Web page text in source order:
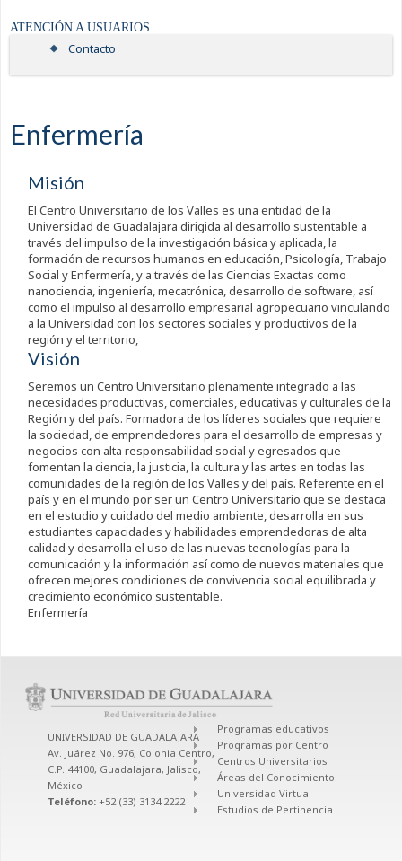
ATENCIÓN A USUARIOS
Contacto
Enfermería
Misión
El Centro Universitario de los Valles es una entidad de la
Universidad de Guadalajara dirigida al desarrollo sustentable a
través del impulso de la investigación básica y aplicada, la
formación de recursos humanos en educación, Psicología, Trabajo
Social y Enfermería, y a través de las Ciencias Exactas como
nanociencia, ingeniería, mecatrónica, desarrollo de software, así
como el impulso al desarrollo empresarial agropecuario vinculando
a la Universidad con los sectores sociales y productivos de la
región y el territorio,
Visión
Seremos un Centro Universitario plenamente integrado a las
necesidades productivas, comerciales, educativas y culturales de la
Región y del país. Formadora de los líderes sociales que requiere
la sociedad, de emprendedores para el desarrollo de empresas y
negocios con alta responsabilidad social y egresados que
fomentan la ciencia, la justicia, la cultura y las artes en todas las
comunidades de la región de los Valles y del país. Referente en el
país y en el mundo por ser un Centro Universitario que se destaca
en el estudio y cuidado del medio ambiente, desarrolla en sus
estudiantes capacidades y habilidades emprendedoras de alta
calidad y desarrolla el uso de las nuevas tecnologías para la
comunicación y la información así como de nuevos materiales que
ofrecen mejores condiciones de convivencia social equilibrada y
crecimiento económico sustentable.
Enfermería
UNIVERSIDAD DE GUADALAJARA
Av. Juárez No. 976, Colonia Centro,
C.P. 44100, Guadalajara, Jalisco,
México
Teléfono: +52 (33) 3134 2222
Programas educativos
Programas por Centro
Centros Universitarios
Áreas del Conocimiento
Universidad Virtual
Estudios de Pertinencia